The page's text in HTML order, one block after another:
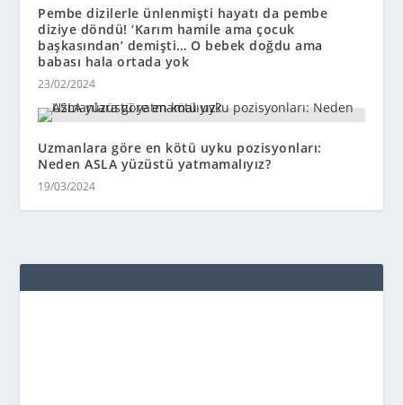
Pembe dizilerle ünlenmişti hayatı da pembe
diziye döndü! ‘Karım hamile ama çocuk
başkasından’ demişti… O bebek doğdu ama
babası hala ortada yok
23/02/2024
Uzmanlara göre en kötü uyku pozisyonları:
Neden ASLA yüzüstü yatmamalıyız?
19/03/2024